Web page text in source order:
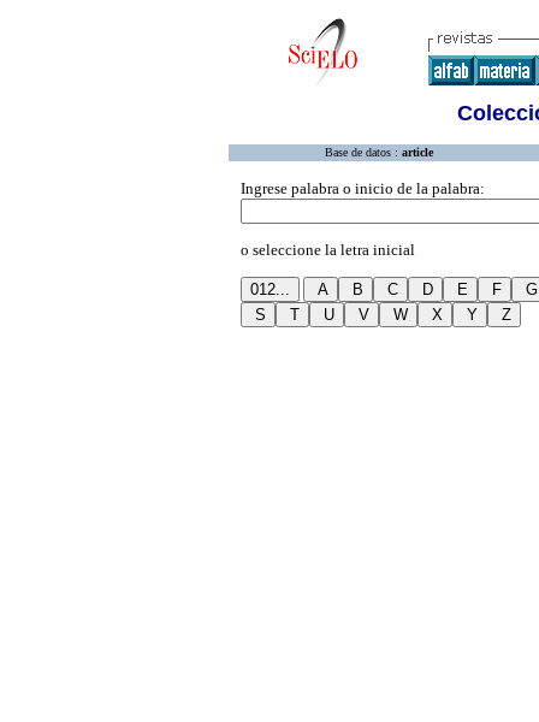
Base de datos : article
Ingrese palabra o inicio de la palabra:
o seleccione la letra inicial